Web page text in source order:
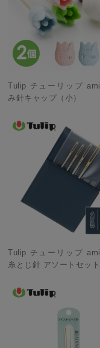
Tulip チューリップ
み針キャップ（小）
Tulip チューリップ
糸とじ針 アソートセット